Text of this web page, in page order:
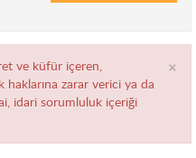
×
ve küfür içeren,
haklarına zarar verici ya da
idari sorumluluk içeriği